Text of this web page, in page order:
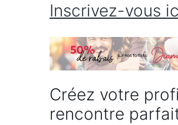
Inscrivez-vous
Créez votre
rencontre